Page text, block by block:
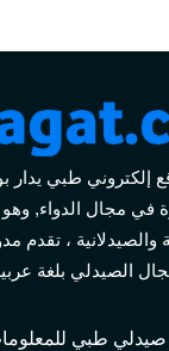
إلكتروني طبي
في مجال الدواء,
والصيدلانية ، تقدم
الصيدلي بلغة
طبي